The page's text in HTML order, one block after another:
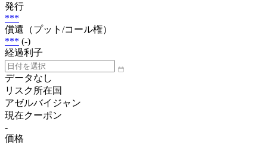
発行
***
償還（プット/コール権）
*** (-)
経過利子
データなし
リスク所在国
アゼルバイジャン
現在クーポン
-
価格